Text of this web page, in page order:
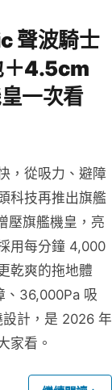
聲波騎士
＋4.5cm
一次看
，從吸力、避障
科技再推出旗艦
壓旗艦機皇，亮
用每分鐘 4,000
乾爽的拖地體
、36,000Pa 吸
計，是 2026 年
家看。